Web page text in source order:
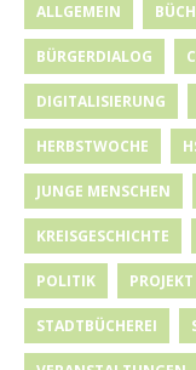
ALLGEMEIN
BÜRGERDIALOG
DIGITALISIERUNG
HERBSTWOCHE
JUNGE MENSCHEN
KREISGESCHICHTE
POLITIK PROJEKT
STADTBÜCHEREI